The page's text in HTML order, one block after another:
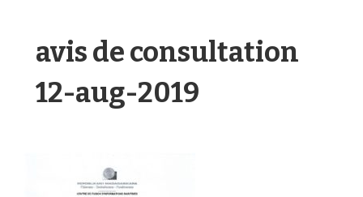
avis de consultation
12-aug-2019